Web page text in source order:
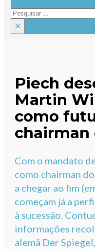
Pesquisar
×
Piech
Martin
como
chairman
Com o mandato
como chairman
a chegar ao fim
começam já a
à sucessão.
informações
alemã Der